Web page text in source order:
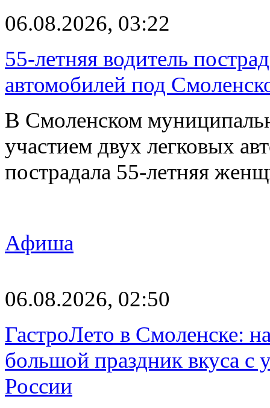
06.08.2026, 03:22
55-летняя водитель
автомобилей под
В Смоленском
участием двух легковых
пострадала 55-летняя
Афиша
06.08.2026, 02:50
ГастроЛето в Смоленске:
большой праздник вкуса с
России